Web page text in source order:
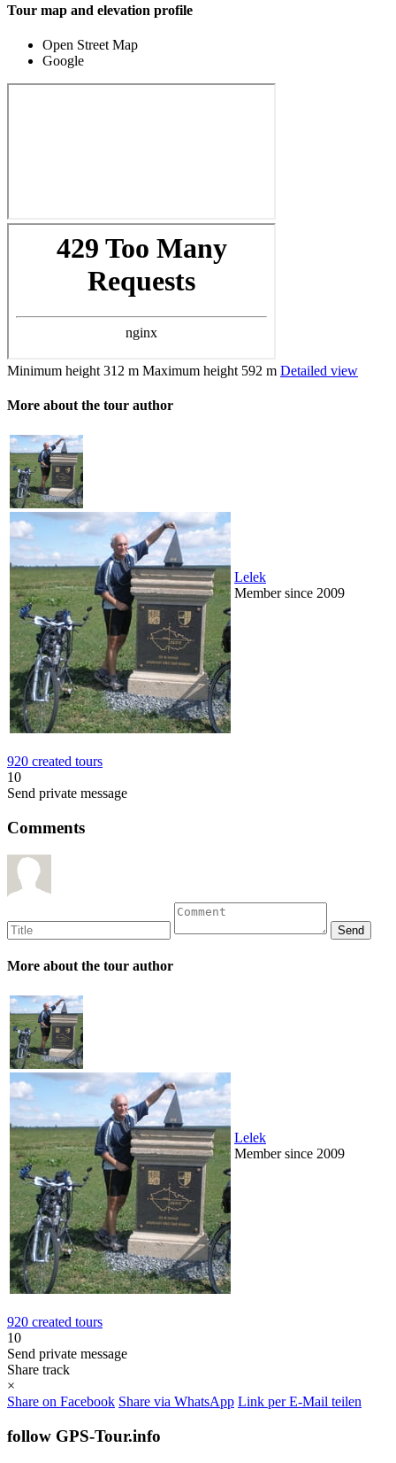
Tour map and elevation profile
Open Street Map
Google
Minimum height 312 m Maximum height 592 m Detailed view
More about the tour author
Lelek
Member since 2009
920 created tours
10
Send private message
Comments
More about the tour author
Lelek
Member since 2009
920 created tours
10
Send private message
Share track
×
Share on Facebook Share via WhatsApp Link per E-Mail teilen
follow GPS-Tour.info